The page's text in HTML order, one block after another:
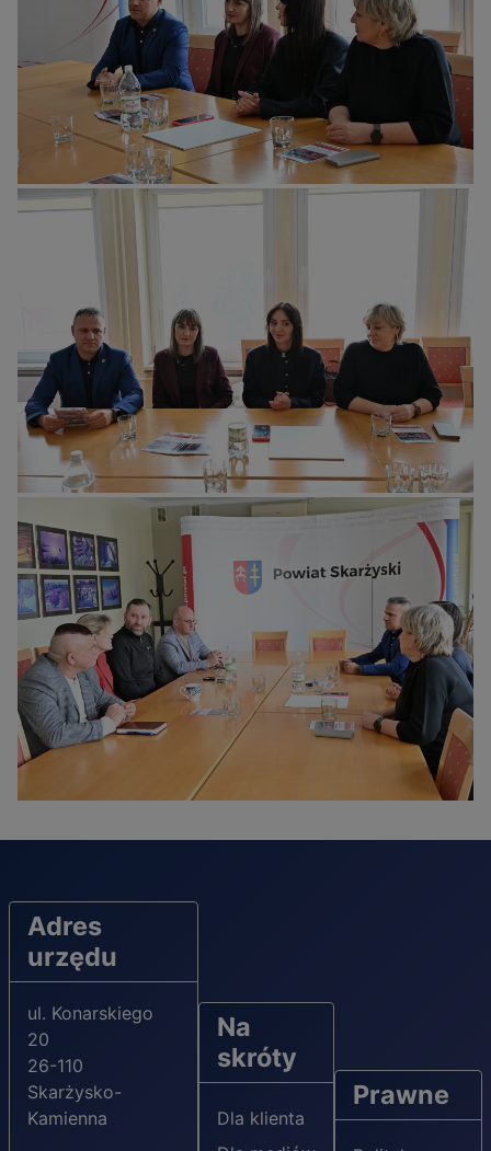
Adres
urzędu
ul. Konarskiego
20
26-110
Skarżysko-
Kamienna
Na
skróty
Dla klienta
Prawne